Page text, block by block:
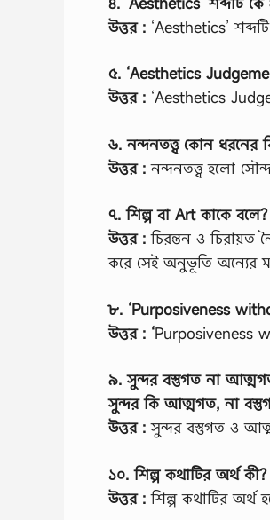
উত্তর : ‘Aesthetics’
৫. ‘Aesthetics
উত্তর : ‘Aesthetics
৬. নন্দনতত্ত্ব কোন ধরনের
উত্তর : নন্দনতত্ত্ব হলো
৭. শিল্প বা Art কাকে বলে?
উত্তর : চিরন্তন ও চিরায়ত
করে সেই অনুভূতি অন্যের
৮. ‘Purposiveness
উত্তর : ‘Purposiveness
৯. সুন্দর বস্তুগত না
সুন্দর কি আত্মগত, না
উত্তর : সুন্দর বস্তুগত ও
১০. শিল্প কথাটির অর্থ কী?
উত্তর : শিল্প কথাটির অর্থ